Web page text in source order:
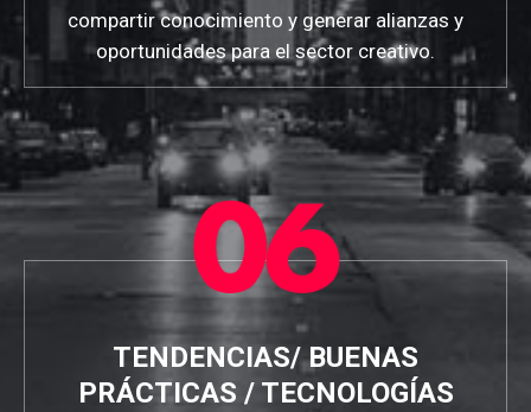
compartir conocimiento y generar alianzas y
oportunidades para el sector creativo.
TENDENCIAS/ BUENAS
PRÁCTICAS / TECNOLOGÍAS